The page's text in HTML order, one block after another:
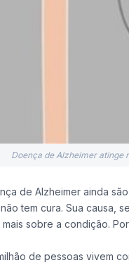
Doença de Alzheimer atinge
de Alzheimer ainda
tem cura. Sua causa,
sobre a condição.
de pessoas vivem